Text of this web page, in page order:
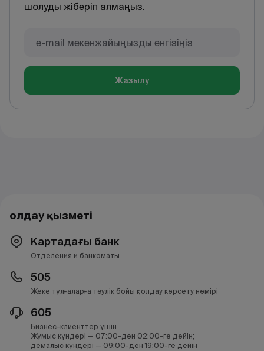
шолуды жіберіп алмаңыз.
Жазылу
Қолдау қызметі
Картадағы банк
Отделения и банкоматы
505
Жеке тұлғаларға тәулік бойы қолдау көрсету нөмірі
605
Бизнес-клиенттер үшін
Жұмыс күндері — 07:00-ден 02:00-ге дейін;
демалыс күндері — 09:00-ден 19:00-ге дейін